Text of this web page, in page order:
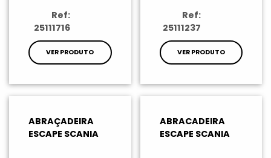
Ref:
25111716
VER PRODUTO
Ref:
25111237
VER PRODUTO
ABRAÇADEIRA
ESCAPE SCANIA
ABRACADEIRA
ESCAPE SCANIA